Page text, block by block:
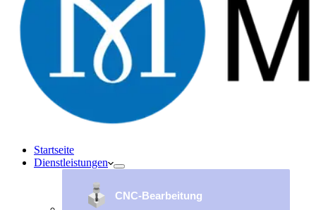
Startseite
Dienstleistungen
CNC-Bearbeitung